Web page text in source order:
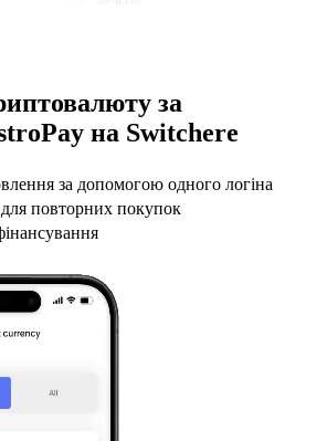
за
на Switchere
за допомогою одного логіна
повторних покупок